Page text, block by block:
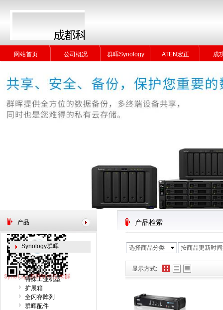
网站首页 公司概况 群晖Synology ATEN宏正 成
网站首页 公司概况 群晖Synology ATEN宏正 成
显示方式:
产品检索
选择商品分类 按商品更新时
产品
Synology群晖
桌面式(塔式)
机架式
特殊工业机型
扩展箱
全闪存阵列
群晖配件